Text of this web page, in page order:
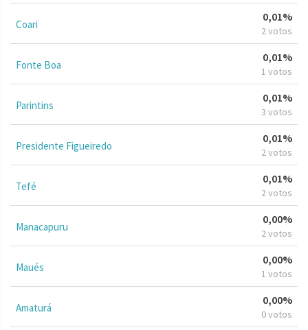
Coari
0,01%
2 votos
Fonte Boa
0,01%
1 votos
Parintins
0,01%
3 votos
Presidente Figueiredo
0,01%
2 votos
Tefé
0,01%
2 votos
Manacapuru
0,00%
2 votos
Maués
0,00%
1 votos
Amaturá
0,00%
0 votos